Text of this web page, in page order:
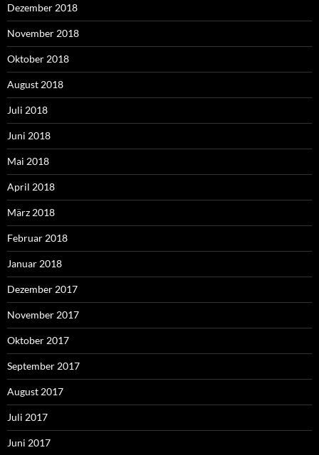
Dezember 2018
November 2018
Oktober 2018
August 2018
Juli 2018
Juni 2018
Mai 2018
April 2018
März 2018
Februar 2018
Januar 2018
Dezember 2017
November 2017
Oktober 2017
September 2017
August 2017
Juli 2017
Juni 2017